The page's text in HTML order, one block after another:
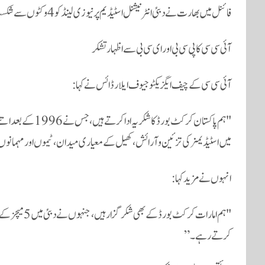
فائنل میں بھارت نے دبئی انٹرنیشنل اسٹیڈیم پر نیوزی لینڈ کو 4 وکٹوں سے شکست دے کر تیسری مرتبہ چیمپئنز ٹرافی کا ٹائٹل جیتا۔
آئی سی سی کا پی سی بی اور ای سی بی سے اظہار تشکر
آئی سی سی کے چیف ایگزیکٹو جیوف ایلارڈائس نے کہا:
"ہم پاکستان
میں اسٹیڈیمز کی تزئین و آرائش، کھیل کے معیاری میدان، ٹیموں اور
انہوں نے مزید کہا:
"ہم امارات
کرتے رہے۔”